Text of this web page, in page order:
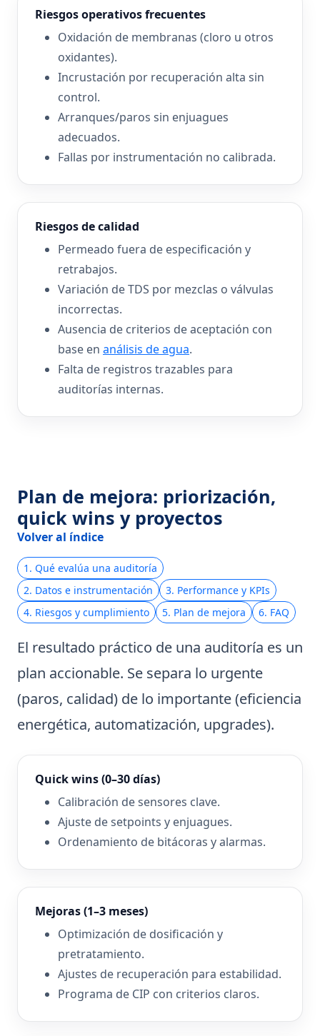
Riesgos operativos frecuentes
Oxidación de membranas (cloro u otros
oxidantes).
Incrustación por recuperación alta sin
control.
Arranques/paros sin enjuagues
adecuados.
Fallas por instrumentación no calibrada.
Riesgos de calidad
Permeado fuera de especificación y
retrabajos.
Variación de TDS por mezclas o válvulas
incorrectas.
Ausencia de criterios de aceptación con
base en análisis de agua.
Falta de registros trazables para
auditorías internas.
Plan de mejora: priorización,
quick wins y proyectos
Volver al índice
1. Qué evalúa una auditoría
2. Datos e instrumentación
3. Performance y KPIs
4. Riesgos y cumplimiento
5. Plan de mejora 6. FAQ
El resultado práctico de una auditoría es un
plan accionable. Se separa lo urgente
(paros, calidad) de lo importante (eficiencia
energética, automatización, upgrades).
Quick wins (0–30 días)
Calibración de sensores clave.
Ajuste de setpoints y enjuagues.
Ordenamiento de bitácoras y alarmas.
Mejoras (1–3 meses)
Optimización de dosificación y
pretratamiento.
Ajustes de recuperación para estabilidad.
Programa de CIP con criterios claros.